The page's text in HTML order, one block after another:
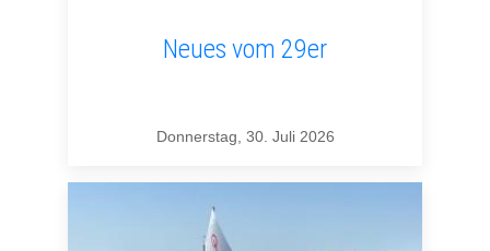
Neues vom 29er
Donnerstag, 30. Juli 2026